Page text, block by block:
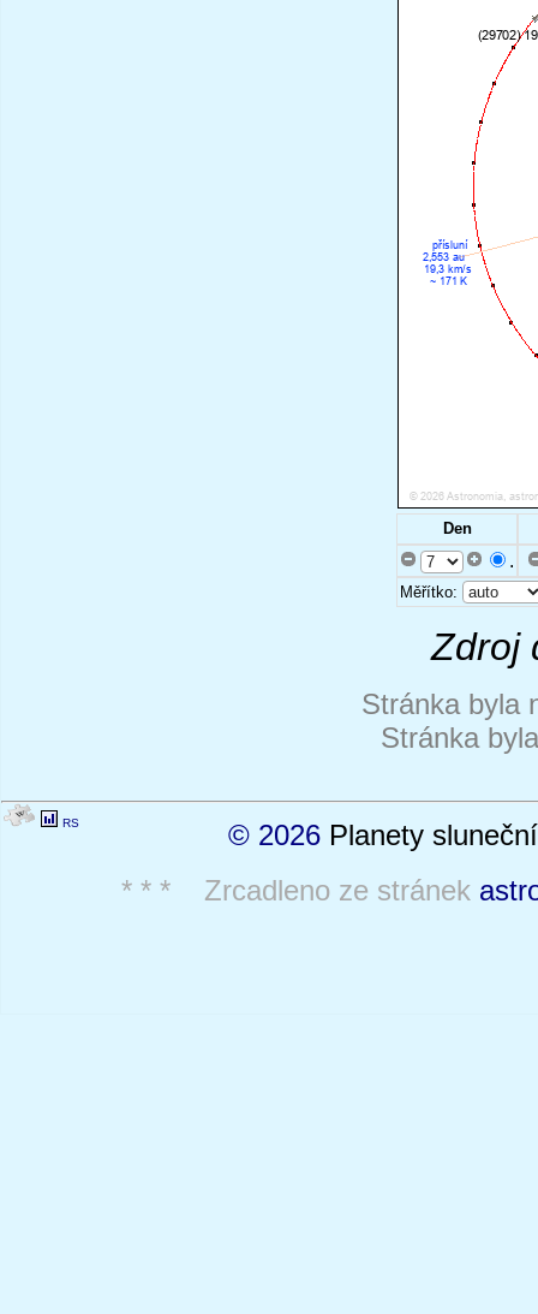
Den
.
Měřítko:
Zdroj
Stránka byla
Stránka
RS © 2026 Planety
* * * Zrcadleno ze stránek